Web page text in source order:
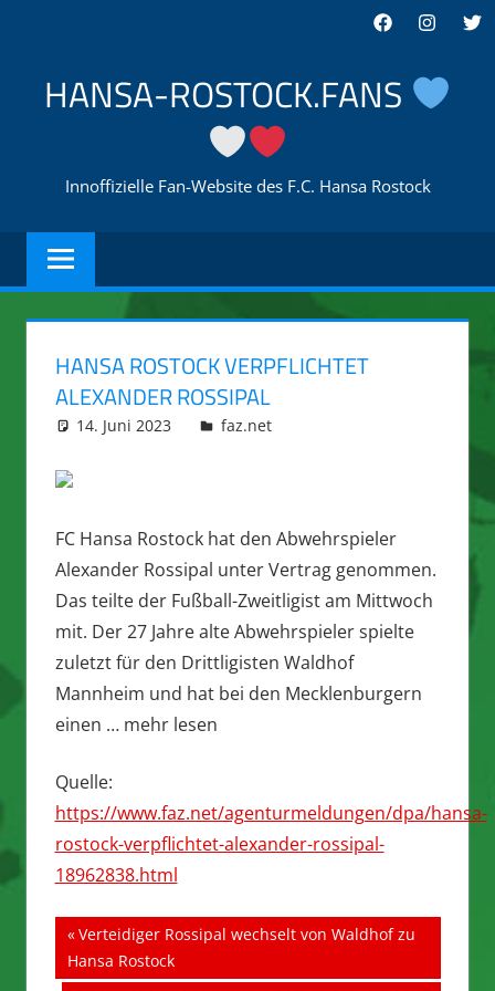
springen
Facebook
HANSA-ROSTOCK.FANS
Innoffizielle Fan-Website des F.C. Hansa Rostock
HANSA ROSTOCK VERPFLICHTET
ALEXANDER ROSSIPAL
14. Juni 2023 integromat
faz.net
FC Hansa Rostock hat den Abwehrspieler
Alexander Rossipal unter Vertrag genommen.
Das teilte der Fußball-Zweitligist am Mittwoch
mit. Der 27 Jahre alte Abwehrspieler spielte
zuletzt für den Drittligisten Waldhof
Mannheim und hat bei den Mecklenburgern
einen … mehr lesen
Quelle:
https://www.faz.net/agenturmeldungen/dpa/hansa-
rostock-verpflichtet-alexander-rossipal-
18962838.html
Beitragsnavigation
Vorheriger
Beitrag:
Verteidiger Rossipal wechselt von Waldhof zu
Hansa Rostock